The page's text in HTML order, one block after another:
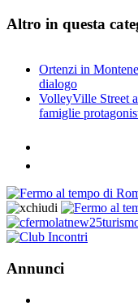
Altro in questa
Ortenzi in
dialogo
VolleyVille Street
famiglie
Annunci